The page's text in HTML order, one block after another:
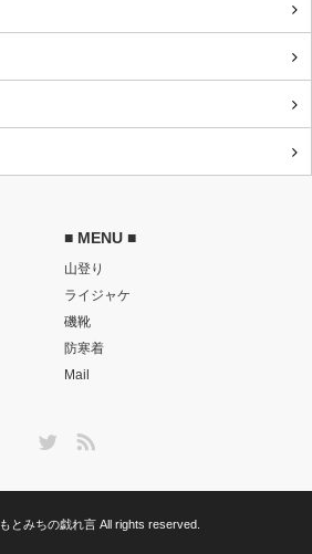
■ MENU ■
山登り
ライジャケ
磯靴
防寒着
Mail
もとみちの戯れ言 All rights reserved.